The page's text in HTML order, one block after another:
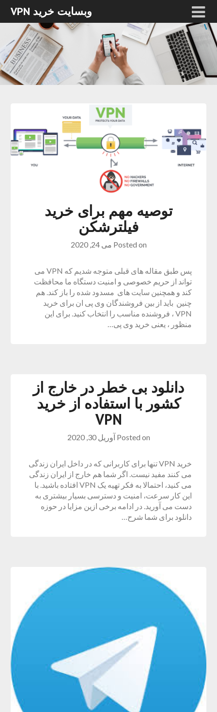
وبسایت خرید VPN
توصیه مهم برای خرید
فیلترشکن
Posted on می 24, 2020
پس طبق مقاله های قبلی متوجه شدیم که VPN می
تواند از حریم خصوصی و امنیت دستگاه ما محافظت
کند و همچنین سایت های مسدود شده را باز کند. هم
چنین باید از بین فروشندگان وی پی ان برای خرید
VPN ، فروشنده مناسب را انتخاب کنید. برای این
منظور ، یعنی خرید وی پی…
دانلود بی خطر در خارج از
کشور با استفاده از خرید
VPN
Posted on آوریل 30, 2020
خرید VPN تنها برای کاربرانی که در داخل ایران زندگی
می کنند مفید نیست. اگر شما هم خارج از ایران زندگی
می کنید، احتمالا به فکر تهیه یک VPN افتاده باشید. با
این کار سرعت، امنیت و دسترسی بسیار بیشتری به
دست می آورید. در ادامه برخی ازین مزایا در حوزه
دانلود برای شما شرح…